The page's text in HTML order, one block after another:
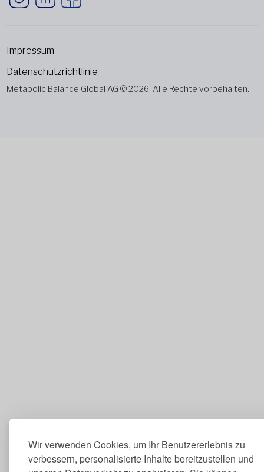
Wir verwenden Cookies, um Ihr Benutzererlebnis zu
verbessern, personalisierte Inhalte bereitzustellen und
Metabolic Balance Global AG © 2026. Alle Rechte vorbehalten.
Impressum
Datenschutzrichtlinie